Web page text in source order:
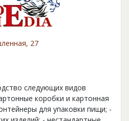
27
следующих видов
коробки и картонная
для упаковки пищи; -